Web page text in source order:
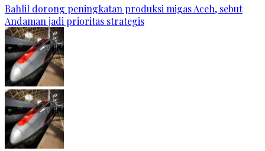
Bahlil dorong peningkatan produksi migas Aceh, sebut
Andaman jadi prioritas strategis